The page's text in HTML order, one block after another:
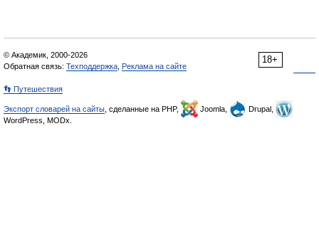
18+
© Академик, 2000-2026
Обратная связь: Техподдержка Реклама на сайте
👣 Путешествия
Экспорт словарей на сайты , сделанные на PHP, Joomla,
Drupal,
WordPress, MODx.